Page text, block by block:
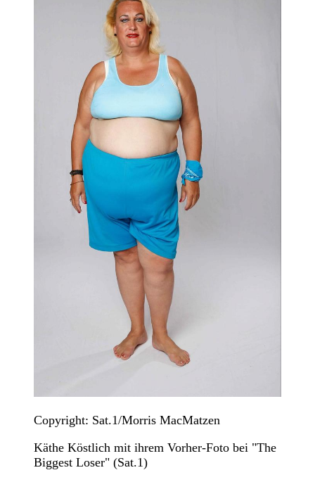
Copyright: Sat.1/Morris MacMatzen
Käthe Köstlich mit ihrem Vorher-Foto bei "The
Biggest Loser" (Sat.1)